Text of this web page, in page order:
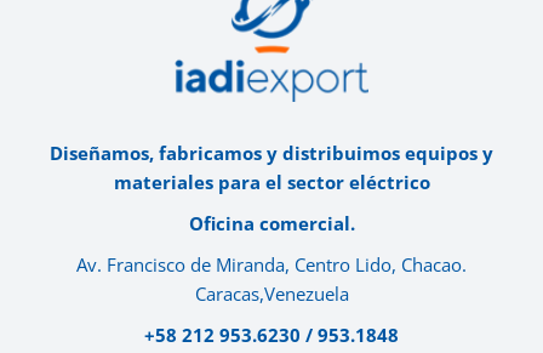
Diseñamos, fabricamos y distribuimos equipos y
materiales para el sector eléctrico
Oficina comercial.
Av. Francisco de Miranda, Centro Lido, Chacao.
Caracas,Venezuela
+58 212 953.6230 / 953.1848